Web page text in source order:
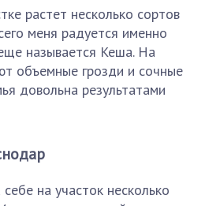
растет несколько сортов
меня радуется именно
называется Кеша. На
объемные грозди и сочные
довольна результатами
на участок несколько